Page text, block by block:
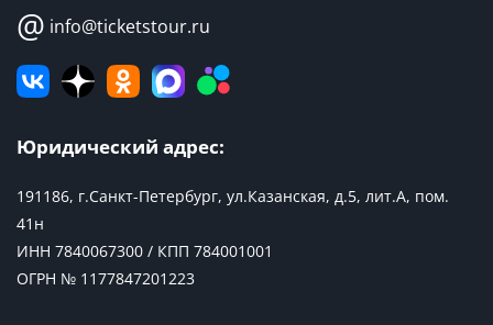
@ info@ticketstour.ru
Юридический адрес:
191186, г.Санкт-Петербург, ул.Казанская, д.5, лит.А, пом.
41н
ИНН 7840067300 / КПП 784001001
ОГРН № 1177847201223